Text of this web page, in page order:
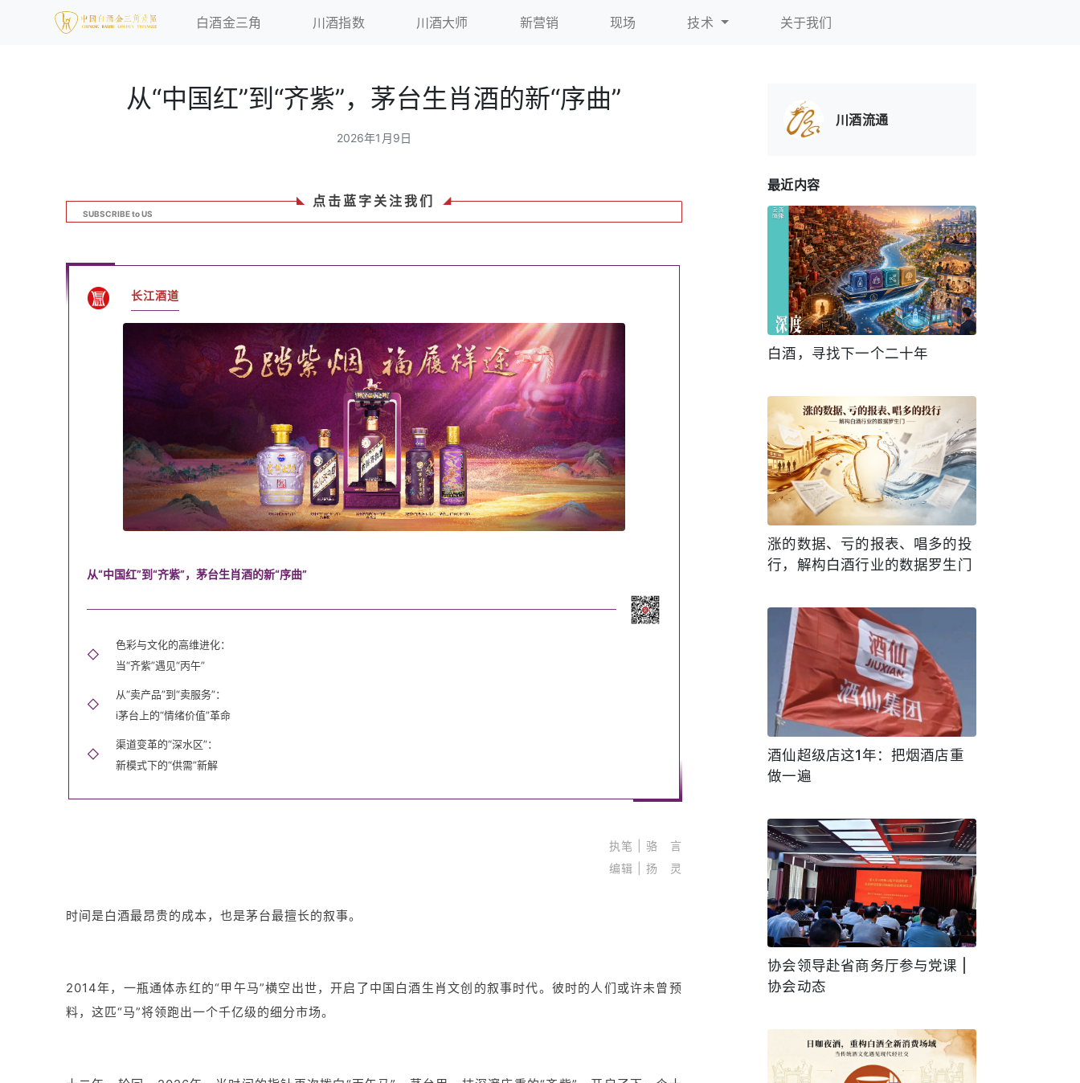
白酒金三角 川酒指数 川酒大师 新营销 现场 技术 关于我们
从“中国红”到“齐紫”，茅台生肖酒的新“序曲”
2026年1月9日
点击蓝字关注我们
SUBSCRIBE to US
长江酒道
从“中国红”到“齐紫”，茅台生肖酒的新“序曲”
◇
色彩与文化的高维进化：
当“齐紫”遇见“丙午”
◇
从“卖产品”到“卖服务”：
i茅台上的“情绪价值”革命
◇
渠道变革的“深水区”：
新模式下的“供需”新解
执笔 | 骆 言
编辑 | 扬 灵
时间是白酒最昂贵的成本，也是茅台最擅长的叙事。
2014年，一瓶通体赤红的“甲午马”横空出世，开启了中国白酒生肖文创的叙事时代。彼时的人们或许未曾预
料，这匹“马”将领跑出一个千亿级的细分市场。
川酒流通
最近内容
白酒，寻找下一个二十年
涨的数据、亏的报表、唱多的投
行，解构白酒行业的数据罗生门
酒仙超级店这1年：把烟酒店重
做一遍
协会领导赴省商务厅参与党课 |
协会动态